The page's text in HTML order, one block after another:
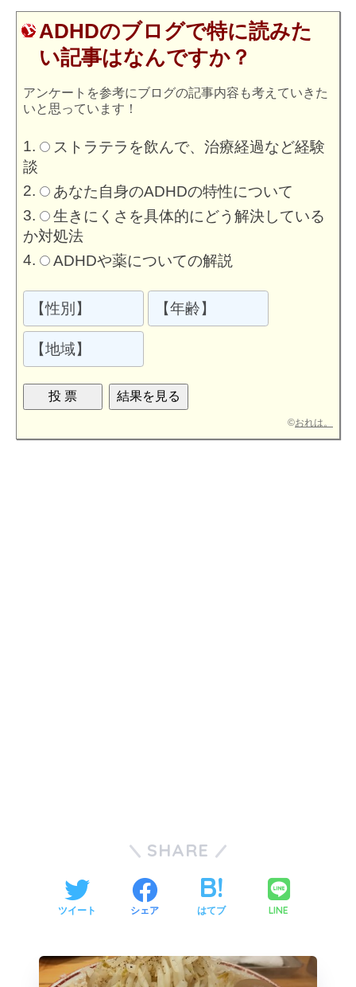
ADHDのブログで特に読みた
い記事はなんですか？
アンケートを参考にブログの記事内容も考えていきた
いと思っています！
ストラテラを飲んで、治療経過など経験
談
あなた自身のADHDの特性について
生きにくさを具体的にどう解決している
か対処法
ADHDや薬についての解説
©おれは。
SHARE
ツイート シェア はてブ LINE